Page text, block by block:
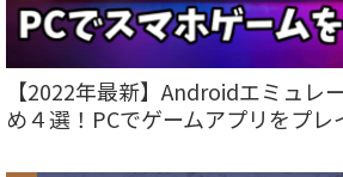
【2022年最新】Androidエミュレ
め４選！PCでゲームアプリをプレ